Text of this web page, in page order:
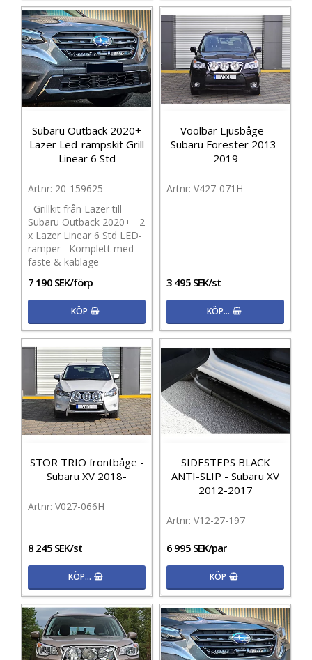
Subaru Outback 2020+
Lazer Led-rampskit Grill
Linear 6 Std
20-159625
Grillkit från Lazer till
Subaru Outback 2020+ 2
x Lazer Linear 6 Std LED-
ramper Komplett med
fäste & kablage
7 190 SEK/förp
KÖP
Voolbar Ljusbåge -
Subaru Forester 2013-
2019
V427-071H
3 495 SEK/st
KÖP…
STOR TRIO frontbåge -
Subaru XV 2018-
V027-066H
8 245 SEK/st
KÖP…
SIDESTEPS BLACK
ANTI-SLIP - Subaru XV
2012-2017
V12-27-197
6 995 SEK/par
KÖP